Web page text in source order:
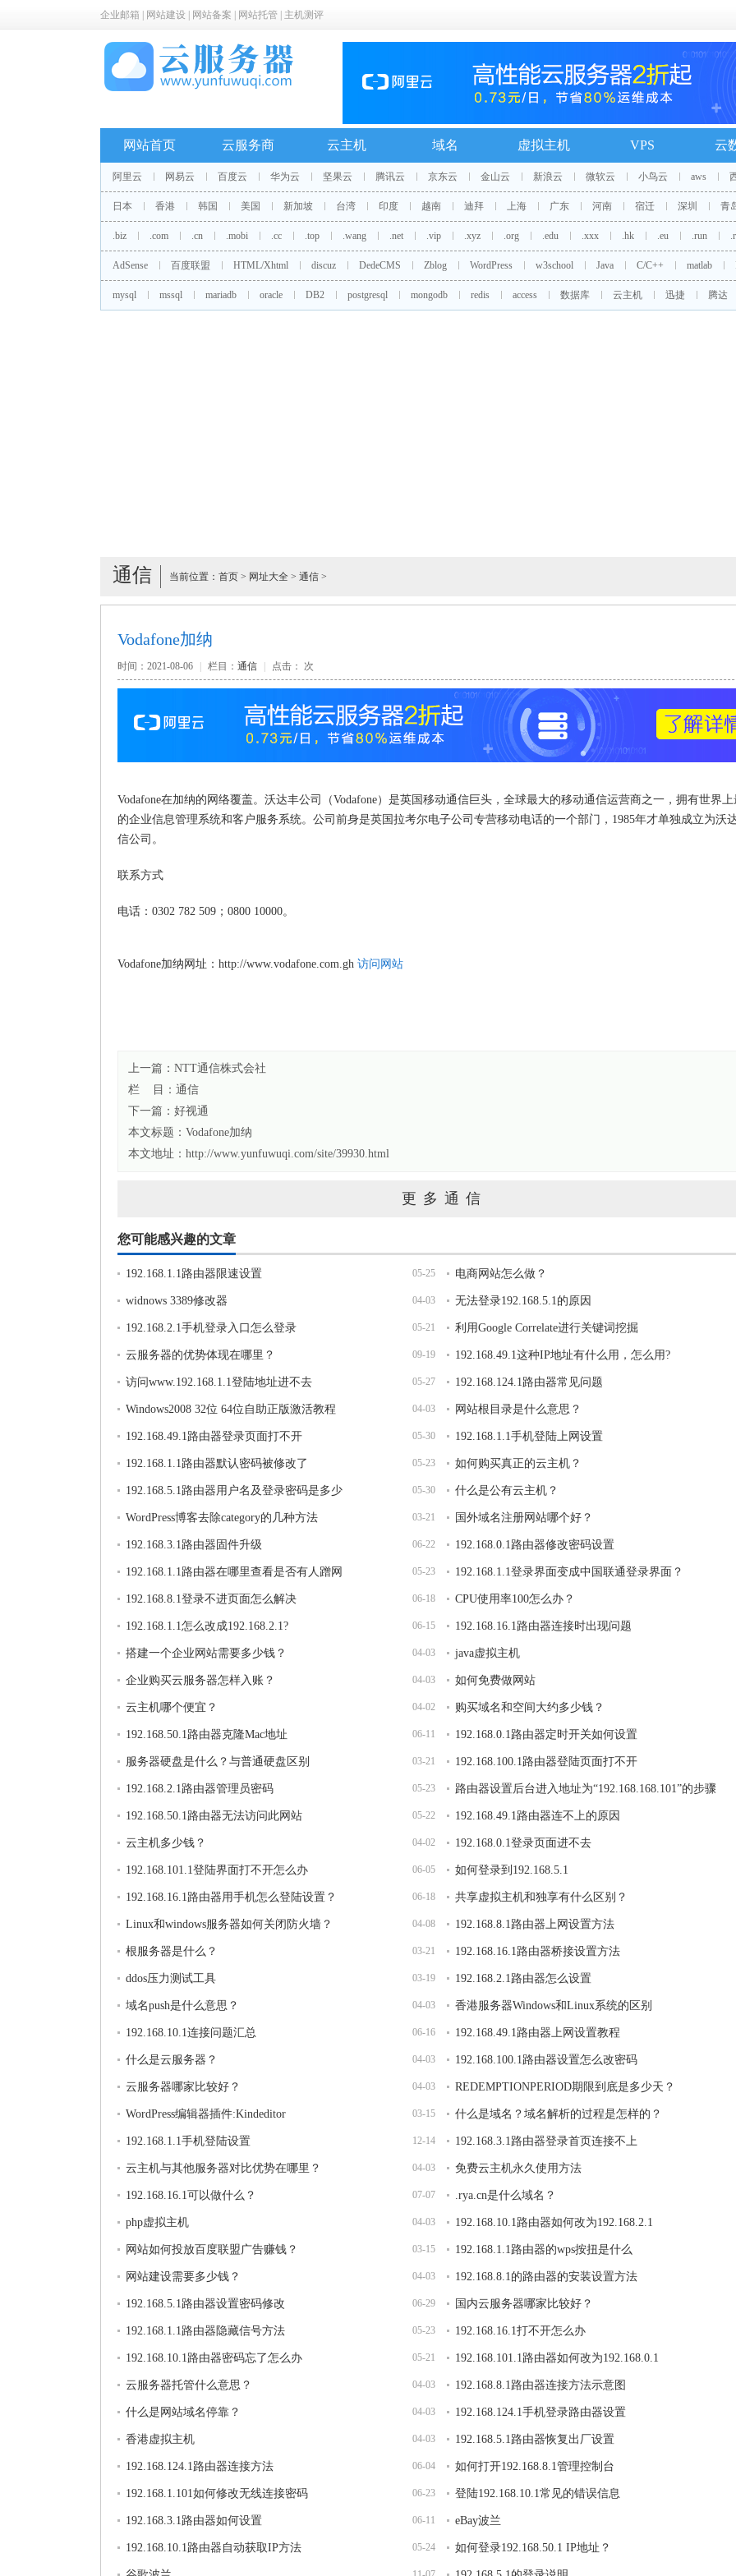
企业邮箱 网站建设 网站备案 网站托管 主机测评
网站首页 云服务商 云主机 域名 虚拟主机 VPS 云
阿里云 网易云 百度云 华为云 坚果云 腾讯云 京东云 金山云 新浪云 微软云 小鸟云 aws
日本 香港 韩国 美国 新加坡 台湾 印度 越南 迪拜 上海 广东 河南 宿迁 深圳 青
.biz .com .cn .mobi .cc .top .wang .net .vip .xyz .org .edu .xxx .hk .eu .run
AdSense 百度联盟 HTML/Xhtml discuz DedeCMS Zblog WordPress w3school Java C/C++ matlab
mysql mssql mariadb oracle DB2 postgresql mongodb redis access 数据库 云主机 迅捷 腾达
通信 当前位置： 首页 > 网址大全 > 通信 >
Vodafone加纳
时间：2021-08-06 栏目： 通信 点击： 次
Vodafone在加纳的网络覆盖。沃达丰公司（Vodafone）是英国移动通信巨头，全球最大的移动通信运营商之一，拥有世界上
的企业信息管理系统和客户服务系统。公司前身是英国拉考尔电子公司专营移动电话的一个部门，1985年才单独成立为沃
信公司。
联系方式
电话：0302 782 509；0800 10000。
Vodafone加纳网址：http://www.vodafone.com.gh 访问网站
上一篇： NTT通信株式会社
栏 目： 通信
下一篇： 好视通
本文标题： Vodafone加纳
本文地址：http://www.yunfuwuqi.com/site/39930.html
更多通信
您可能感兴趣的文章
05-25
192.168.1.1路由器限速设置 电商网站怎么做？
04-03
widnows 3389修改器 无法登录192.168.5.1的原因
05-21
192.168.2.1手机登录入口怎么登录 利用Google Correlate进行关键词挖掘
09-19
云服务器的优势体现在哪里？ 192.168.49.1这种IP地址有什么用，怎么用?
05-27
访问www.192.168.1.1登陆地址进不去 192.168.124.1路由器常见问题
04-03
Windows2008 32位 64位自助正版激活教程 网站根目录是什么意思？
05-30
192.168.49.1路由器登录页面打不开 192.168.1.1手机登陆上网设置
05-23
192.168.1.1路由器默认密码被修改了 如何购买真正的云主机？
05-30
192.168.5.1路由器用户名及登录密码是多少 什么是公有云主机？
03-21
WordPress博客去除category的几种方法 国外域名注册网站哪个好？
06-22
192.168.3.1路由器固件升级 192.168.0.1路由器修改密码设置
05-23
192.168.1.1路由器在哪里查看是否有人蹭网 192.168.1.1登录界面变成中国联通登录界面？
06-18
192.168.8.1登录不进页面怎么解决 CPU使用率100怎么办？
06-15
192.168.1.1怎么改成192.168.2.1? 192.168.16.1路由器连接时出现问题
04-03
搭建一个企业网站需要多少钱？ java虚拟主机
04-03
企业购买云服务器怎样入账？ 如何免费做网站
04-02
云主机哪个便宜？ 购买域名和空间大约多少钱？
06-11
192.168.50.1路由器克隆Mac地址 192.168.0.1路由器定时开关如何设置
03-21
服务器硬盘是什么？与普通硬盘区别 192.168.100.1路由器登陆页面打不开
05-23
192.168.2.1路由器管理员密码 路由器设置后台进入地址为“192.168.168.101”的步骤
05-22
192.168.50.1路由器无法访问此网站 192.168.49.1路由器连不上的原因
04-02
云主机多少钱？ 192.168.0.1登录页面进不去
06-05
192.168.101.1登陆界面打不开怎么办 如何登录到192.168.5.1
06-18
192.168.16.1路由器用手机怎么登陆设置？ 共享虚拟主机和独享有什么区别？
04-08
Linux和windows服务器如何关闭防火墙？ 192.168.8.1路由器上网设置方法
03-21
根服务器是什么？ 192.168.16.1路由器桥接设置方法
03-19
ddos压力测试工具 192.168.2.1路由器怎么设置
04-03
域名push是什么意思？ 香港服务器Windows和Linux系统的区别
06-16
192.168.10.1连接问题汇总 192.168.49.1路由器上网设置教程
04-03
什么是云服务器？ 192.168.100.1路由器设置怎么改密码
04-03
云服务器哪家比较好？ REDEMPTIONPERIOD期限到底是多少天？
03-15
WordPress编辑器插件:Kindeditor 什么是域名？域名解析的过程是怎样的？
12-14
192.168.1.1手机登陆设置 192.168.3.1路由器登录首页连接不上
04-03
云主机与其他服务器对比优势在哪里？ 免费云主机永久使用方法
07-07
192.168.16.1可以做什么？ .rya.cn是什么域名？
04-03
php虚拟主机 192.168.10.1路由器如何改为192.168.2.1
03-15
网站如何投放百度联盟广告赚钱？ 192.168.1.1路由器的wps按扭是什么
04-03
网站建设需要多少钱？ 192.168.8.1的路由器的安装设置方法
06-29
192.168.5.1路由器设置密码修改 国内云服务器哪家比较好？
05-23
192.168.1.1路由器隐藏信号方法 192.168.16.1打不开怎么办
05-21
192.168.10.1路由器密码忘了怎么办 192.168.101.1路由器如何改为192.168.0.1
04-03
云服务器托管什么意思？ 192.168.8.1路由器连接方法示意图
04-03
什么是网站域名停靠？ 192.168.124.1手机登录路由器设置
04-03
香港虚拟主机 192.168.5.1路由器恢复出厂设置
06-04
192.168.124.1路由器连接方法 如何打开192.168.8.1管理控制台
06-23
192.168.1.101如何修改无线连接密码 登陆192.168.10.1常见的错误信息
06-11
192.168.3.1路由器如何设置 eBay波兰
05-24
192.168.10.1路由器自动获取IP方法 如何登录192.168.50.1 IP地址？